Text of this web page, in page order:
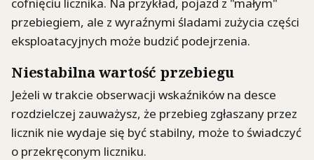
przebiegiem, ale z wyraźnymi śladami zużycia części
eksploatacyjnych może budzić podejrzenia.
Niestabilna wartość przebiegu
Jeżeli w trakcie obserwacji wskaźników na desce
rozdzielczej zauważysz, że przebieg zgłaszany przez
licznik nie wydaje się być stabilny, może to świadczyć
o przekręconym liczniku.